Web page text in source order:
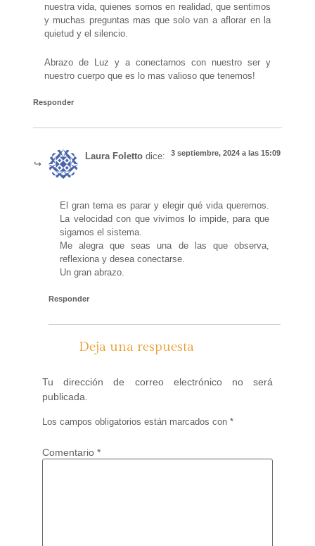
nuestra vida, quienes somos en realidad, que sentimos
y muchas preguntas mas que solo van a aflorar en la
quietud y el silencio.
Abrazo de Luz y a conectarnos con nuestro ser y
nuestro cuerpo que es lo mas valioso que tenemos!
Responder
Laura Foletto dice: 3 septiembre, 2024 a las 15:09
El gran tema es parar y elegir qué vida queremos.
La velocidad con que vivimos lo impide, para que
sigamos el sistema.
Me alegra que seas una de las que observa,
reflexiona y desea conectarse.
Un gran abrazo.
Responder
Deja una respuesta
Tu dirección de correo electrónico no será
publicada.
Los campos obligatorios están marcados con *
Comentario *